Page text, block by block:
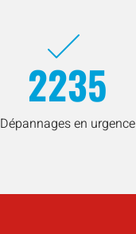
2235
Dépannages en urgence